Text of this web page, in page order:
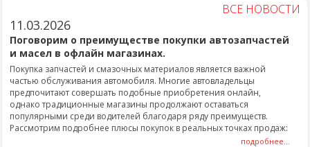
ВСЕ НОВОСТИ
11.03.2026
Поговорим о преимуществе покупки автозапчастей
и масел в офлайн магазинах.
Покупка запчастей и смазочных материалов является важной
частью обслуживания автомобиля. Многие автовладельцы
предпочитают совершать подобные приобретения онлайн,
однако традиционные магазины продолжают оставаться
популярными среди водителей благодаря ряду преимуществ.
Рассмотрим подробнее плюсы покупок в реальных точках продаж:
подробнее...